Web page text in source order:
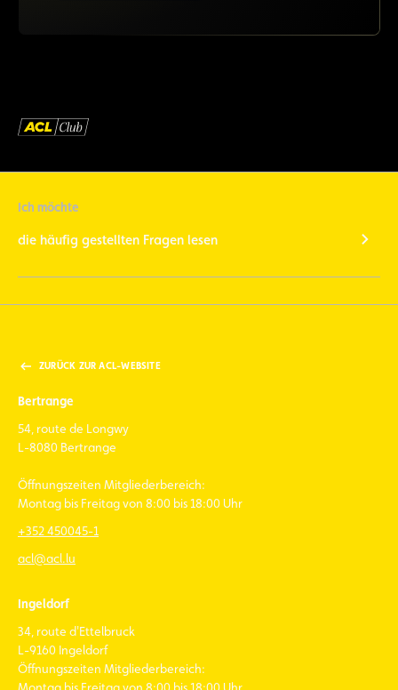
Ich möchte
die häufig gestellten Fragen lesen
ZURÜCK ZUR ACL-WEBSITE
Bertrange
54, route de Longwy
L-8080 Bertrange
Öffnungszeiten Mitgliederbereich:
Montag bis Freitag von 8:00 bis 18:00 Uhr
+352 450045-1
acl@acl.lu
Ingeldorf
34, route d'Ettelbruck
L-9160 Ingeldorf
Öffnungszeiten Mitgliederbereich: